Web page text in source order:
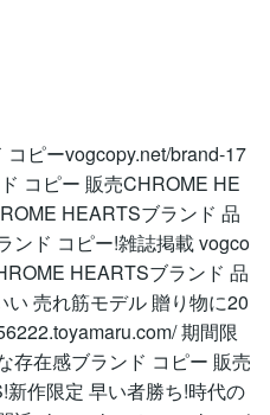
ピーvogcopy.net/brand-17
コピー 販売CHROME HE
HEARTSブランド 品
ンド コピー!雑誌掲載 vogco
HEARTSブランド 品
売れ筋モデル 贈り物に20
期間限
存在感ブランド コピー 販売
作限定 早い者勝ち!時代の